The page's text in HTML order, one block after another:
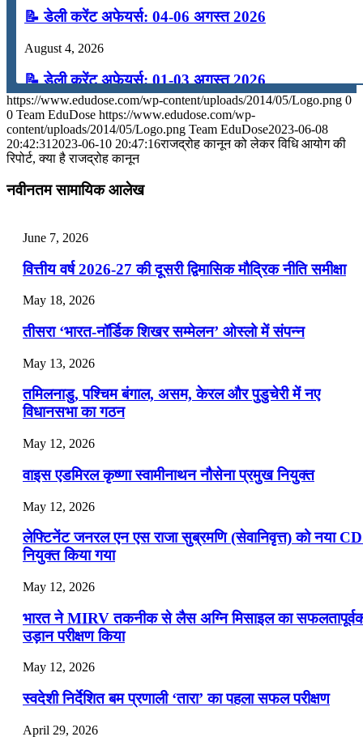
📝 डेली करेंट अफेयर्स: 04-06 अगस्त 2026
August 4, 2026
📝 डेली करेंट अफेयर्स: 01-03 अगस्त 2026
July 31, 2026
📝 डेली करेंट अफेयर्स: 28-31 जुलाई 2026
July 25, 2026
📝 डेली करेंट अफेयर्स: 22-24 जुलाई 2026
July 22, 2026
📝 डेली करेंट अफेयर्स: 19-21 जुलाई 2026
July 19, 2026
📝 डेली करेंट अफेयर्स: 16-18 जुलाई 2026
https://www.edudose.com/wp-content/uploads/2014/05/Logo.png 0
0 Team EduDose https://www.edudose.com/wp-
content/uploads/2014/05/Logo.png Team EduDose2023-06-08
20:42:312023-06-10 20:47:16राजद्रोह कानून को लेकर विधि आयोग की
रिपोर्ट, क्या है राजद्रोह कानून
नवीनतम सामायिक आलेख
June 7, 2026
वित्तीय वर्ष 2026-27 की दूसरी द्विमासिक मौद्रिक नीति समीक्षा
May 18, 2026
तीसरा ‘भारत-नॉर्डिक शिखर सम्मेलन’ ओस्लो में संपन्न
May 13, 2026
तमिलनाडु, पश्चिम बंगाल, असम, केरल और पुडुचेरी में नए
विधानसभा का गठन
May 12, 2026
वाइस एडमिरल कृष्णा स्वामीनाथन नौसेना प्रमुख नियुक्त
May 12, 2026
लेफ्टिनेंट जनरल एन एस राजा सुब्रमणि (सेवानिवृत्त) को नया
नियुक्त किया गया
May 12, 2026
भारत ने MIRV तकनीक से लैस अग्नि मिसाइल का
उड़ान परीक्षण किया
May 12, 2026
स्वदेशी निर्देशित बम प्रणाली ‘तारा’ का पहला सफल परीक्षण
April 29, 2026